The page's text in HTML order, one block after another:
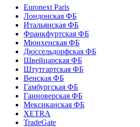
Euronext Paris
Лондонская ФБ
Итальянская ФБ
Франкфуртская ФБ
Мюнхенская ФБ
Дюссельдорфская ФБ
Швейцарская ФБ
Штутгартская ФБ
Венская ФБ
Гамбургская ФБ
Ганноверская ФБ
Мексиканская ФБ
XETRA
TradeGate